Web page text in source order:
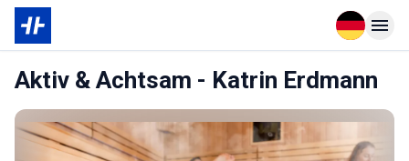
OpenOpen
Aktiv & Achtsam - Katrin Erdmann